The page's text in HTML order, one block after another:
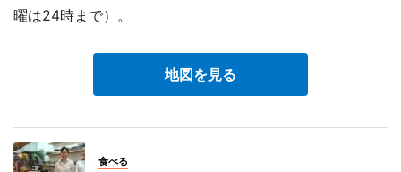
曜は24時まで）。
地図を見る
食べる